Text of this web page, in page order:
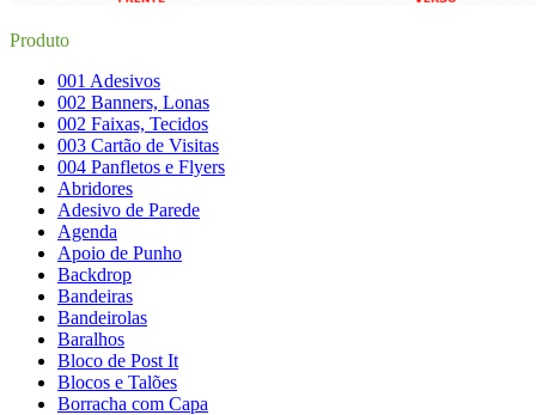
Produto
001 Adesivos
002 Banners, Lonas
002 Faixas, Tecidos
003 Cartão de Visitas
004 Panfletos e Flyers
Abridores
Adesivo de Parede
Agenda
Apoio de Punho
Backdrop
Bandeiras
Bandeirolas
Baralhos
Bloco de Post It
Blocos e Talões
Borracha com Capa